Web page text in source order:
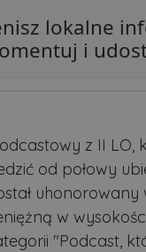
lokalne
i
z II LO,
od połowy
uhonorowany
w
"Podcast,